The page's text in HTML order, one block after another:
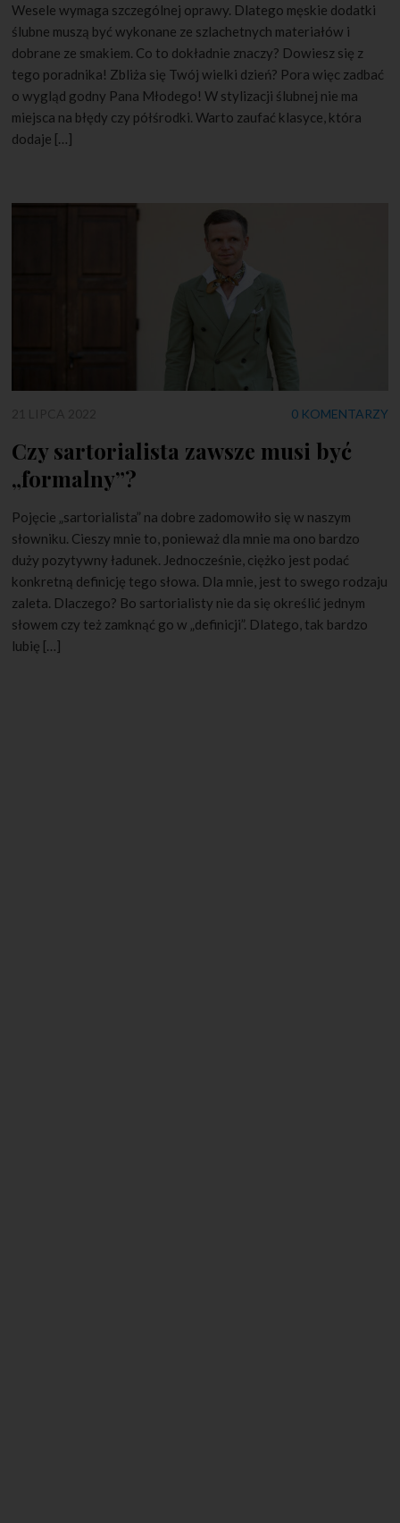
Wesele wymaga szczególnej oprawy. Dlatego męskie dodatki
ślubne muszą być wykonane ze szlachetnych materiałów i
dobrane ze smakiem. Co to dokładnie znaczy? Dowiesz się z
tego poradnika! Zbliża się Twój wielki dzień? Pora więc zadbać
o wygląd godny Pana Młodego! W stylizacji ślubnej nie ma
miejsca na błędy czy półśrodki. Warto zaufać klasyce, która
dodaje […]
0 KOMENTARZY
Czy sartorialista zawsze musi być
„formalny”?
Pojęcie „sartorialista” na dobre zadomowiło się w naszym
słowniku. Cieszy mnie to, ponieważ dla mnie ma ono bardzo
duży pozytywny ładunek. Jednocześnie, ciężko jest podać
konkretną definicję tego słowa. Dla mnie, jest to swego rodzaju
zaleta. Dlaczego? Bo sartorialisty nie da się określić jednym
słowem czy też zamknąć go w „definicji”. Dlatego, tak bardzo
lubię […]